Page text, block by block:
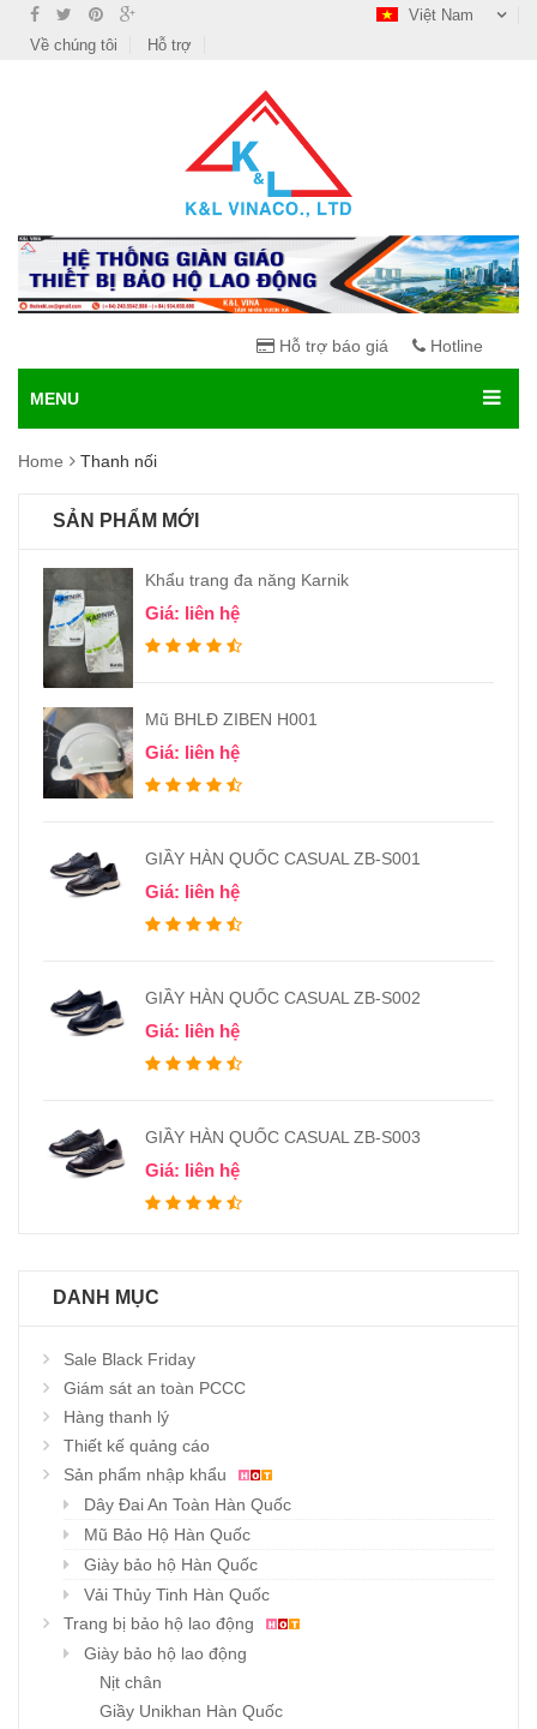
Việt Nam
Về chúng tôi
Hỗ trợ
Hỗ trợ báo giá Hotline
MENU
Home Thanh nối
SẢN PHẨM MỚI
Khẩu trang đa năng Karnik
Giá: liên hệ
Mũ BHLĐ ZIBEN H001
Giá: liên hệ
GIẦY HÀN QUỐC CASUAL ZB-S001
Giá: liên hệ
GIẦY HÀN QUỐC CASUAL ZB-S002
Giá: liên hệ
GIẦY HÀN QUỐC CASUAL ZB-S003
Giá: liên hệ
DANH MỤC
Sale Black Friday
Giám sát an toàn PCCC
Hàng thanh lý
Thiết kế quảng cáo
Sản phẩm nhập khẩu
Dây Đai An Toàn Hàn Quốc
Mũ Bảo Hộ Hàn Quốc
Giày bảo hộ Hàn Quốc
Vải Thủy Tinh Hàn Quốc
Trang bị bảo hộ lao động
Giày bảo hộ lao động
Nịt chân
Giầy Unikhan Hàn Quốc